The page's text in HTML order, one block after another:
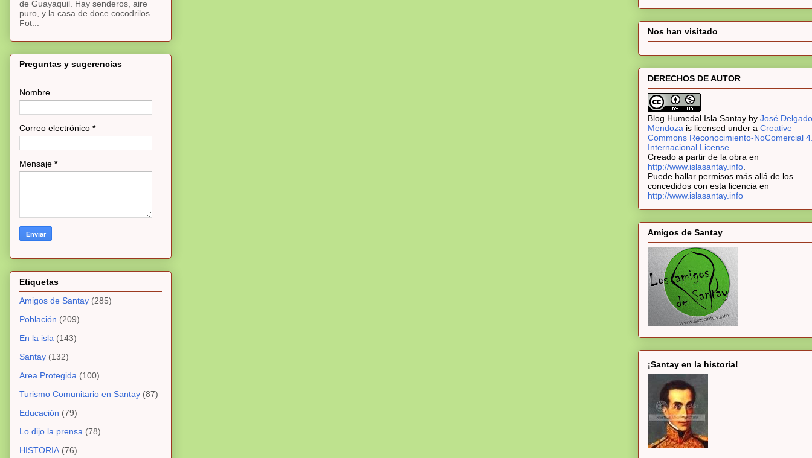
de Guayaquil. Hay senderos, aire
puro, y la casa de doce cocodrilos.
Fot...
Preguntas y sugerencias
Nombre
Correo electrónico *
Mensaje *
Etiquetas
Amigos de Santay (285)
Población (209)
En la isla (143)
Santay (132)
Area Protegida (100)
Turismo Comunitario en Santay (87)
Educación (79)
Lo dijo la prensa (78)
HISTORIA (76)
Nos han visitado
DERECHOS DE AUTOR
Blog Humedal Isla Santay by José Delgado
Mendoza is licensed under a Creative
Commons Reconocimiento-NoComercial
Internacional License
Creado a partir de la obra en
http://www.islasantay.info
Puede hallar permisos más allá de los
concedidos con esta licencia en
http://www.islasantay.info
Amigos de Santay
¡Santay en la historia!